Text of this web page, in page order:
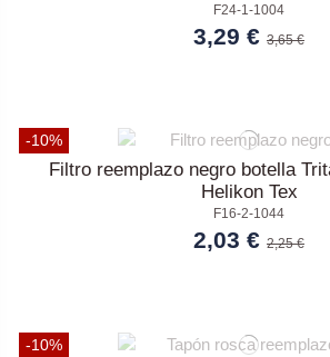
F24-1-1004
3,29 € 3,65 €
-10%
Filtro reemplazo negro botella
Helikon Tex
F16-2-1044
2,03 € 2,25 €
-10%